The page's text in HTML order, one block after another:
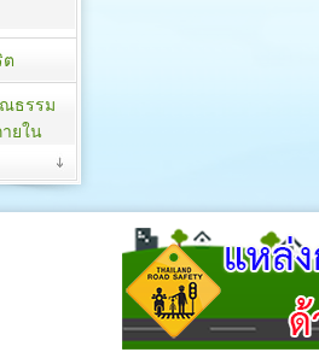
ต
ธรรม
ยใน